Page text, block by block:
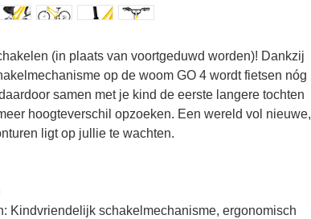
(in plaats van voortgeduwd worden)! Dankzij
op de woom GO 4 wordt fietsen nóg
samen met je kind de eerste langere tochten
hoogteverschil opzoeken. Een wereld vol nieuwe,
ligt op jullie te wachten.
Kindvriendelijk schakelmechanisme, ergonomisch